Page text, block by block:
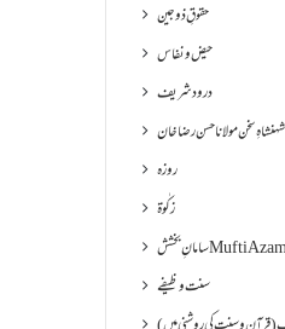
حقوقِ ذوجین
حیض و نفاس
درود شریف
روزہ
زکٰوۃ
سنت وظیفے